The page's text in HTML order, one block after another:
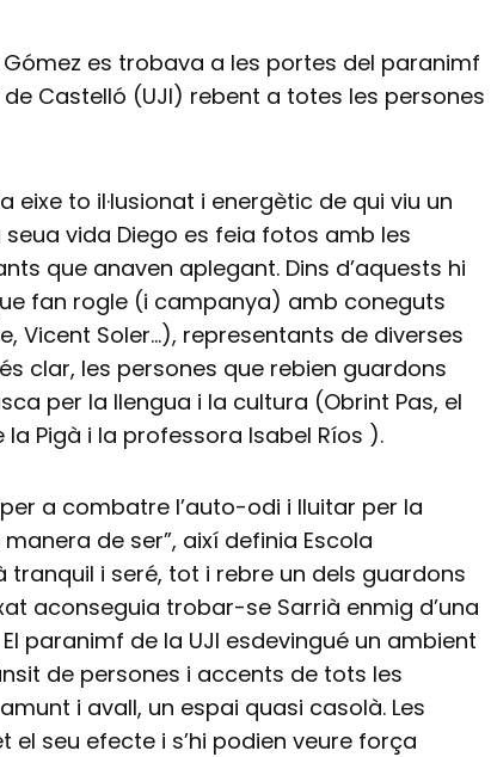
Gómez es trobava a les portes del paranimf
Castelló (UJI) rebent a totes les persones
eixe to il·lusionat i energètic de qui viu un
vida Diego es feia fotos amb les
que anaven aplegant. Dins d’aquests hi
fan rogle (i campanya) amb coneguts
Vicent Soler…), representants de diverses
clar, les persones que rebien guardons
per la llengua i la cultura (Obrint Pas, el
Pigà i la professora Isabel Ríos ).
a combatre l’auto-odi i lluitar per la
de ser”, així definia Escola
tranquil i seré, tot i rebre un dels guardons
aconseguia trobar-se Sarrià enmig d’una
paranimf de la UJI esdevingué un ambient
de persones i accents de tots les
i avall, un espai quasi casolà. Les
el seu efecte i s’hi podien veure força